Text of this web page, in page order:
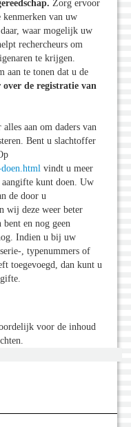
Zorg ervoor
van uw
waar mogelijk uw
rechercheurs om
te krijgen.
aan te tonen dat u de
over de registratie van
aan om daders van
Bent u slachtoffer
vindt u meer
kunt doen. Uw
de door u
wij deze weer beter
en nog geen
Indien u bij uw
, typenummers of
toegevoegd, dan kunt u
voor de inhoud